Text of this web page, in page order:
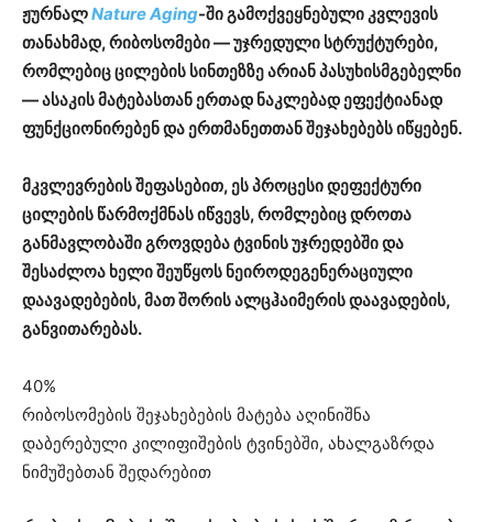
ჟურნალNature Aging-ში გამოქვეყნებული კვლევის
თანახმად, რიბოსომები — უჯრედული სტრუქტურები,
რომლებიც ცილების სინთეზზე არიან პასუხისმგებელნი
— ასაკის მატებასთან ერთად ნაკლებად ეფექტიანად
ფუნქციონირებენ და ერთმანეთთან შეჯახებებს იწყებენ.
მკვლევრების შეფასებით, ეს პროცესი დეფექტური
ცილების წარმოქმნას იწვევს, რომლებიც დროთა
განმავლობაში გროვდება ტვინის უჯრედებში და
შესაძლოა ხელი შეუწყოს ნეიროდეგენერაციული
დაავადებების, მათ შორის ალცჰაიმერის დაავადების,
განვითარებას.
40%
რიბოსომების შეჯახებების მატება აღინიშნა
დაბერებული კილიფიშების ტვინებში, ახალგაზრდა
ნიმუშებთან შედარებით